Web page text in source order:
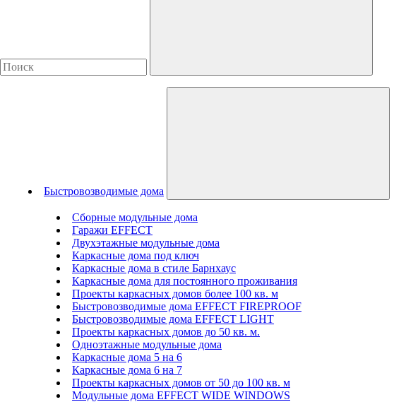
Быстровозводимые дома
Сборные модульные дома
Гаражи EFFECT
Двухэтажные модульные дома
Каркасные дома под ключ
Каркасные дома в стиле Барнхаус
Каркасные дома для постоянного проживания
Проекты каркасных домов более 100 кв. м
Быстровозводимые дома EFFECT FIREPROOF
Быстровозводимые дома EFFECT LIGHT
Проекты каркасных домов до 50 кв. м.
Одноэтажные модульные дома
Каркасные дома 5 на 6
Каркасные дома 6 на 7
Проекты каркасных домов от 50 до 100 кв. м
Модульные дома EFFECT WIDE WINDOWS